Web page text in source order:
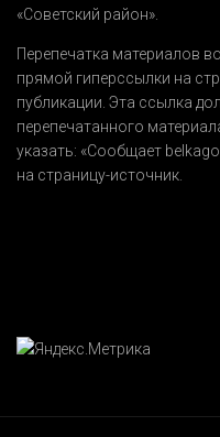
«Советский район».
Перепечатка материалов
прямой гиперссылки на
публикации. Эта ссылка
перепечатанного
указать: «Сообщает
на страницу-источник.